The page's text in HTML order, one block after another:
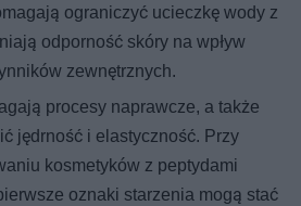
ograniczyć ucieczkę wody z
odporność skóry na wpływ
zewnętrznych.
procesy naprawcze, a także
jędrność i elastyczność. Przy
kosmetyków z peptydami
oznaki starzenia mogą stać